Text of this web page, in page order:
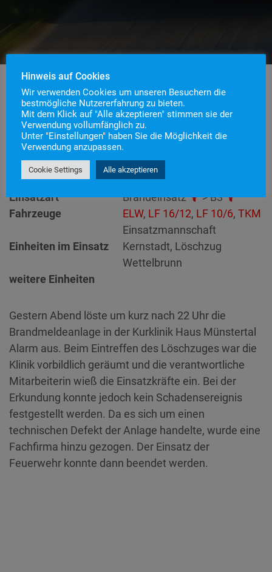
Einsatznummer
46
Einsatzstichwort
B3 – BMA
Einsatzort
Alarmierungszeitpunkt3. September 2020 22:07
Einsatzdauer
53 Minuten
Einsatzart
Brandeinsatz
> B3
Fahrzeuge
ELW, LF 16/12, LF 10/6, TKM
Einheiten im Einsatz
Einsatzmannschaft
Kernstadt, Löschzug
Wettelbrunn
weitere Einheiten
Gestern Abend löste um kurz nach 22 Uhr die
Brandmeldeanlage in der Kurklinik Haus Münstertal
Alarm aus. Beim Eintreffen des Löschzuges war die
Klinik vorbildlich geräumt und die verantwortliche
Mitarbeiterin wieß die Einsatzkräfte ein. Bei der
Erkundung konnte jedoch kein Schadensereignis
festgestellt werden. Da es sich um einen
technischen Defekt der Anlage handelte, wurde eine
Fachfirma hinzu gezogen. Der Einsatz der
Feuerwehr konnte dann beendet werden.
Hinweis auf Cookies
Wir verwenden Cookies um unseren Besuchern die
bestmögliche Nutzererfahrung zu bieten.
Mit dem Klick auf "Alle akzeptieren" stimmen sie der
Verwendung vollumfänglich zu.
Unter "Einstellungen" haben Sie die Möglichkeit die
Verwendung anzupassen.
Cookie Settings Alle akzeptieren